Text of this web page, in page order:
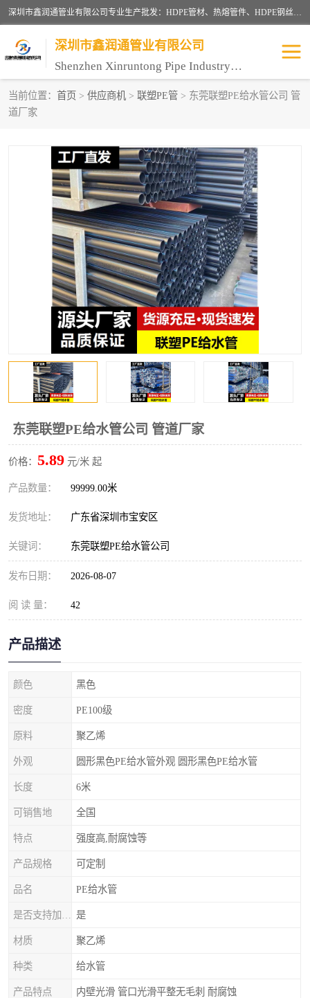
深圳市鑫润通管业有限公司专业生产批发：HDPE管材、热熔管件、HDPE钢丝骨架管、电熔管件、HDPE双壁波纹管、MPP电力管、井盖、PVC管材管件、PPR管材管件等；公司自创建以来，始终秉承“团结、务实、创新、守信”的服务宗旨，凭借专业的服务以及多年的勤奋拼搏，发展成为一家专业销售各种管材管件，绝缘电工套管及配件等系列产品的贸易公司。
深圳市鑫润通管业有限公司
Shenzhen Xinruntong Pipe Industry Co., Ltd
当前位置： 首页 > 供应商机 > 联塑PE管 > 东莞联塑PE给水管公司 管
道厂家
东莞联塑PE给水管公司 管道厂家
价格： 5.89 元/米 起
产品数量： 99999.00米
发货地址： 广东省深圳市宝安区
关键词： 东莞联塑PE给水管公司
发布日期： 2026-08-07
阅 读 量： 42
产品描述
颜色 黑色
密度 PE100级
原料 聚乙烯
外观 圆形黑色PE给水管外观 圆形黑色PE给水管
长度 6米
可销售地 全国
特点 强度高,耐腐蚀等
产品规格 可定制
品名 PE给水管
是
材质 聚乙烯
种类 给水管
产品特点 内壁光滑 管口光滑平整无毛刺 耐腐蚀
HDPE管材给水管
HDPE双壁波纹管 HDPE电力通讯管
UPVC电力通讯管 MPP电力通信管
联塑PVC管 联塑PPR管
联塑PE管 联塑家装红蓝线管